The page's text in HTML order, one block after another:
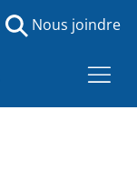
Nous joindre